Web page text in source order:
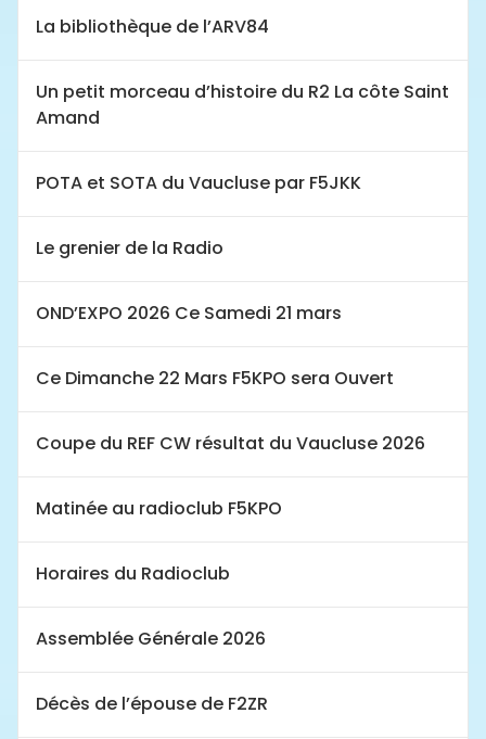
La bibliothèque de l’ARV84
Un petit morceau d’histoire du R2 La côte Saint
Amand
POTA et SOTA du Vaucluse par F5JKK
Le grenier de la Radio
OND’EXPO 2026 Ce Samedi 21 mars
Ce Dimanche 22 Mars F5KPO sera Ouvert
Coupe du REF CW résultat du Vaucluse 2026
Matinée au radioclub F5KPO
Horaires du Radioclub
Assemblée Générale 2026
Décès de l’épouse de F2ZR